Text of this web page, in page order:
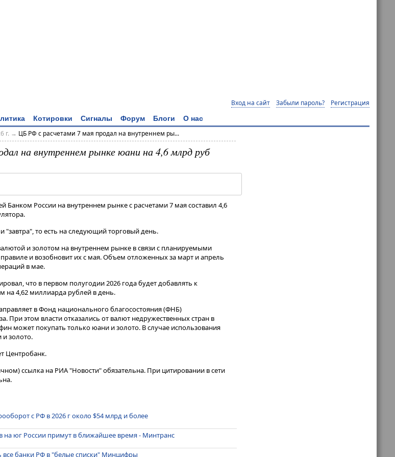
Вход на сайт Забыли пароль? Регистрация
Котировки Сигналы Форум Блоги О нас
г. → ЦБ РФ с расчетами 7 мая продал на внутреннем ры...
на внутреннем рынке юани на 4,6 млрд руб
России на внутреннем рынке с расчетами 7 мая составил 4,6
"завтра", то есть на следующий торговый день​​​.
и золотом на внутреннем рынке в связи с планируемыми
и возобновит их с мая. Объем отложенных за март и апрель
в мае.
что в первом полугодии 2026 года будет добавлять к
4,62 миллиарда рублей в день.
в Фонд национального благосостояния (ФНБ)
При этом власти отказались от валют недружественных стран в
может покупать только юани и золото. В случае использования
и золото.
Центробанк.
ссылка на РИА "Новости" обязательна. При цитировании в сети
с РФ в 2026 г около $54 млрд и более
на юг России примут в ближайшее время - Минтранс
все банки РФ в "белые списки" Минцифры